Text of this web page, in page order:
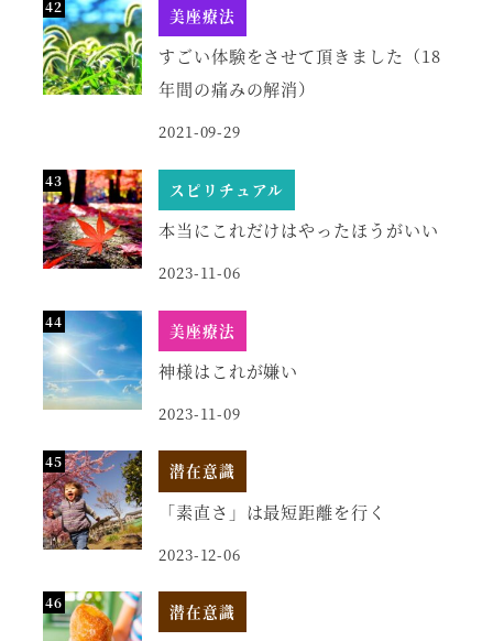
美座療法
すごい体験をさせて頂きました（18
年間の痛みの解消）
2021-09-29
スピリチュアル
本当にこれだけはやったほうがいい
2023-11-06
美座療法
神様はこれが嫌い
2023-11-09
潜在意識
「素直さ」は最短距離を行く
2023-12-06
潜在意識